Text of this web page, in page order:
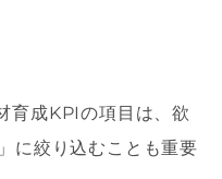
育成KPIの項目は、欲
に絞り込むことも重要